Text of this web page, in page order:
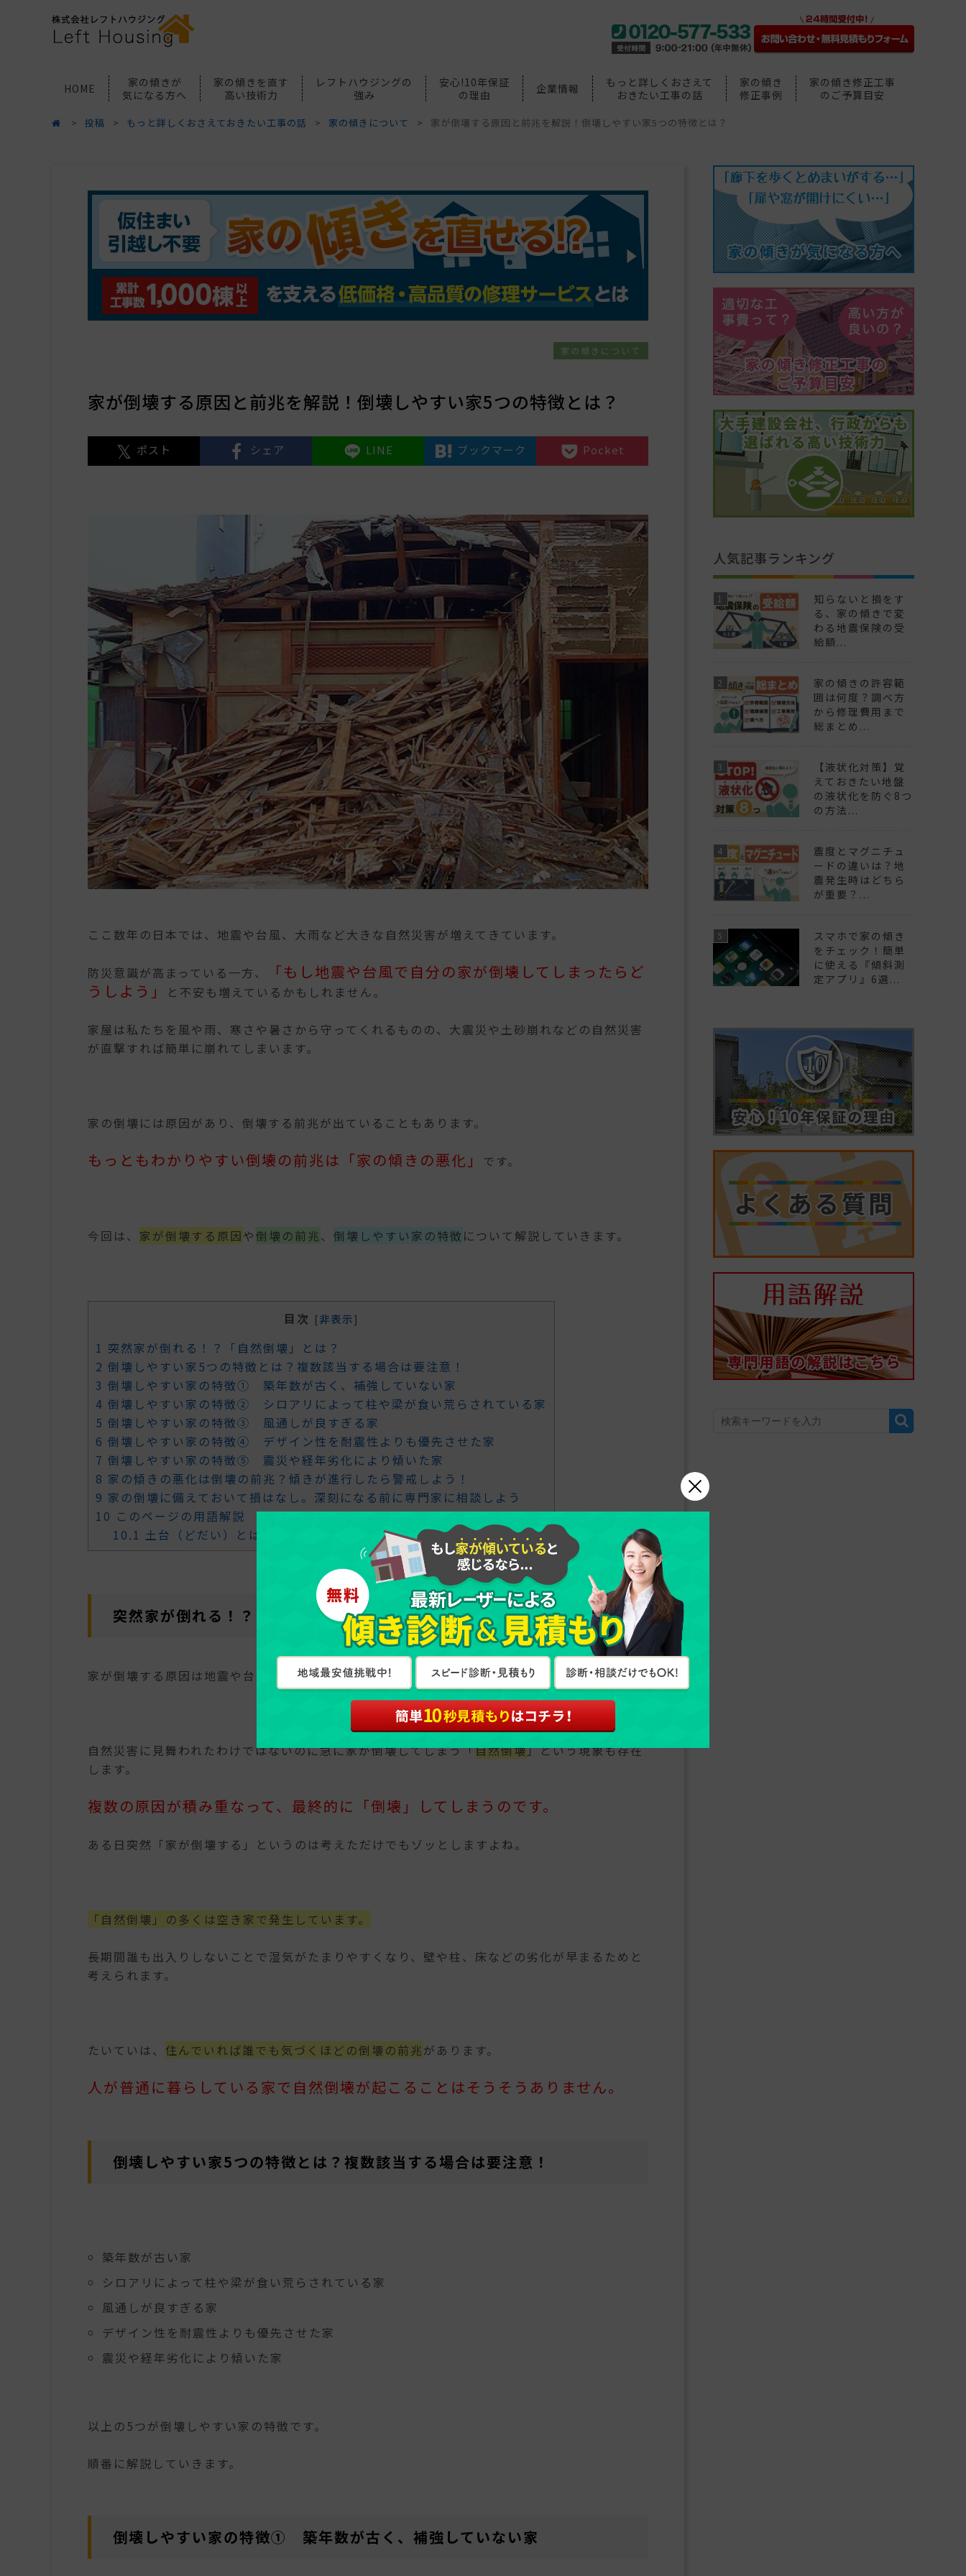
HOME
家の傾きが
気になる方へ
家の傾きを直す
高い技術力
レフトハウジングの
強み
安心!10年保証
の理由
企業情報
もっと詳しくおさえて
おきたい工事の話
家の傾き
修正事例
家の傾き修正工事
のご予算目安
投稿 もっと詳しくおさえておきたい工事の話 家の傾きについて 家が倒壊する原因と前兆を解説！倒壊しやすい家5つの特徴とは？
家の傾きについて
家が倒壊する原因と前兆を解説！倒壊しやすい家5つの特徴とは？
ポスト シェア LINE ブックマーク Pocket
ここ数年の日本では、地震や台風、大雨など大きな自然災害が増えてきています。
防災意識が高まっている一方、
「もし地震や台風で自分の家が倒壊してしまったらど
うしよう」
と不安も増えているかもしれません。
家屋は私たちを風や雨、寒さや暑さから守ってくれるものの、大震災や土砂崩れなどの自然災害
が直撃すれば簡単に崩れてしまいます。
家の倒壊には原因があり、倒壊する前兆が出ていることもあります。
もっともわかりやすい倒壊の前兆は「家の傾きの悪化」 です。
今回は、 家が倒壊する原因や倒壊の前兆、 倒壊しやすい家の特徴 について解説していきます。
目次 [非表示]
1 突然家が倒れる！？「自然倒壊」とは？
2 倒壊しやすい家5つの特徴とは？複数該当する場合は要注意！
3 倒壊しやすい家の特徴① 築年数が古く、補強していない家
4 倒壊しやすい家の特徴② シロアリによって柱や梁が食い荒らされている家
5 倒壊しやすい家の特徴③ 風通しが良すぎる家
6 倒壊しやすい家の特徴④ デザイン性を耐震性よりも優先させた家
7 倒壊しやすい家の特徴⑤ 震災や経年劣化により傾いた家
8 家の傾きの悪化は倒壊の前兆？傾きが進行したら警戒しよう！
9 家の倒壊に備えておいて損はなし。深刻になる前に専門家に相談しよう
10 このページの用語解説
10.1 土台（どだい）とは
突然家が倒れる！？「自然倒壊」とは？
家が倒壊する原因は地震や台風などの自然災害だけではありません。
自然災害に見舞われたわけではないのに急に家が倒壊してしまう「自然倒壊」という現象も存在
します。
複数の原因が積み重なって、最終的に「倒壊」してしまうのです。
ある日突然「家が倒壊する」というのは考えただけでもゾッとしますよね。
「自然倒壊」の多くは空き家で発生しています。
長期間誰も出入りしないことで湿気がたまりやすくなり、壁や柱、床などの劣化が早まるためと
考えられます。
たいていは、 住んでいれば誰でも気づくほどの倒壊の前兆があります。
人が普通に暮らしている家で自然倒壊が起こることはそうそうありません。
倒壊しやすい家5つの特徴とは？複数該当する場合は要注意！
築年数が古い家
シロアリによって柱や梁が食い荒らされている家
風通しが良すぎる家
デザイン性を耐震性よりも優先させた家
震災や経年劣化により傾いた家
以上の5つが倒壊しやすい家の特徴です。
順番に解説していきます。
倒壊しやすい家の特徴① 築年数が古く、補強していない家
人気記事ランキング
知らないと損をす
る、家の傾きで変
わる地震保険の受
給額...
家の傾きの許容範
囲は何度？調べ方
から修理費用まで
総まとめ...
【液状化対策】覚
えておきたい地盤
の液状化を防ぐ8つ
の方法...
震度とマグニチュ
ードの違いは？地
震発生時はどちら
が重要？...
スマホで家の傾き
をチェック！簡単
に使える『傾斜測
定アプリ』6選...